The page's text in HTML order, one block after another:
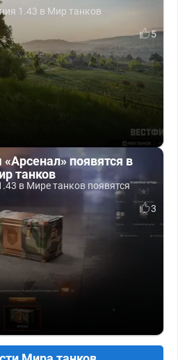
1.43 в Мир танков
5
появятся в
танков
в Мире танков появятся
3